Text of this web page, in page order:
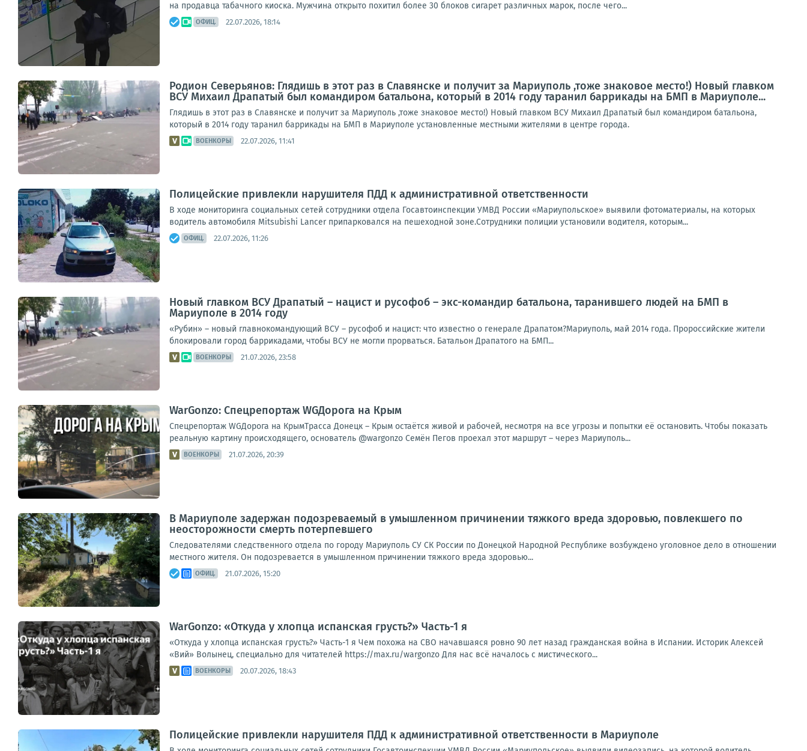
на продавца табачного киоска. Мужчина открыто похитил более 30 блоков сигарет различных марок, после чего...
ОФИЦ. 22.07.2026, 18:14
Родион Северьянов: Глядишь в этот раз в Славянске и получит за Мариуполь ,тоже знаковое место!) Новый главком
ВСУ Михаил Драпатый был командиром батальона, который в 2014 году таранил баррикады на БМП в Мариуполе...
Глядишь в этот раз в Славянске и получит за Мариуполь ,тоже знаковое место!) Новый главком ВСУ Михаил Драпатый был командиром батальона,
который в 2014 году таранил баррикады на БМП в Мариуполе установленные местными жителями в центре города.
ВОЕНКОРЫ 22.07.2026, 11:41
Полицейские привлекли нарушителя ПДД к административной ответственности
В ходе мониторинга социальных сетей сотрудники отдела Госавтоинспекции УМВД России «Мариупольское» выявили фотоматериалы, на которых
водитель автомобиля Mitsubishi Lancer припарковался на пешеходной зоне.Сотрудники полиции установили водителя, которым...
ОФИЦ. 22.07.2026, 11:26
Новый главком ВСУ Драпатый – нацист и русофоб – экс-командир батальона, таранившего людей на БМП в
Мариуполе в 2014 году
«Рубин» – новый главнокомандующий ВСУ – русофоб и нацист: что известно о генерале Драпатом?Мариуполь, май 2014 года. Пророссийские жители
блокировали город баррикадами, чтобы ВСУ не могли прорваться. Батальон Драпатого на БМП...
ВОЕНКОРЫ 21.07.2026, 23:58
WarGonzo: Спецрепортаж WGДорога на Крым
Спецрепортаж WGДорога на КрымТрасса Донецк – Крым остаётся живой и рабочей, несмотря на все угрозы и попытки её остановить. Чтобы показать
реальную картину происходящего, основатель @wargonzo Семён Пегов проехал этот маршрут – через Мариуполь...
ВОЕНКОРЫ 21.07.2026, 20:39
В Мариуполе задержан подозреваемый в умышленном причинении тяжкого вреда здоровью, повлекшего по
неосторожности смерть потерпевшего
Следователями следственного отдела по городу Мариуполь СУ СК России по Донецкой Народной Республике возбуждено уголовное дело в отношении
местного жителя. Он подозревается в умышленном причинении тяжкого вреда здоровью...
ОФИЦ. 21.07.2026, 15:20
WarGonzo: «Откуда у хлопца испанская грусть?» Часть-1 я
«Откуда у хлопца испанская грусть?» Часть-1 я Чем похожа на СВО начавшаяся ровно 90 лет назад гражданская война в Испании. Историк Алексей
«Вий» Волынец, специально для читателей https://max.ru/wargonzo Для нас всё началось с мистического...
ВОЕНКОРЫ 20.07.2026, 18:43
Полицейские привлекли нарушителя ПДД к административной ответственности в Мариуполе